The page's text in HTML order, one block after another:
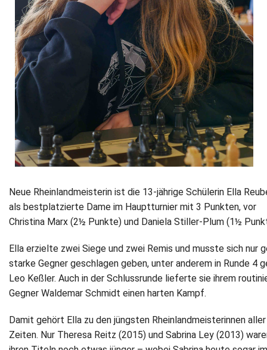
Neue Rheinlandmeisterin ist die 13-jährige Schülerin Ella
als bestplatzierte Dame im Hauptturnier mit 3 Punkten, vor
Christina Marx (2½ Punkte) und Daniela Stiller-Plum (1½
Ella erzielte zwei Siege und zwei Remis und musste sich nur
starke Gegner geschlagen geben, unter anderem in Runde 4
Leo Keßler. Auch in der Schlussrunde lieferte sie ihrem
Gegner Waldemar Schmidt einen harten Kampf.
Damit gehört Ella zu den jüngsten Rheinlandmeisterinnen aller
Zeiten. Nur Theresa Reitz (2015) und Sabrina Ley (2013)